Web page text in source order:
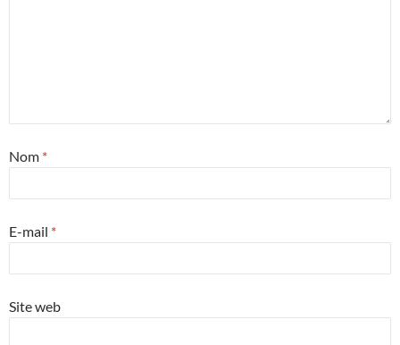
Nom *
E-mail *
Site web